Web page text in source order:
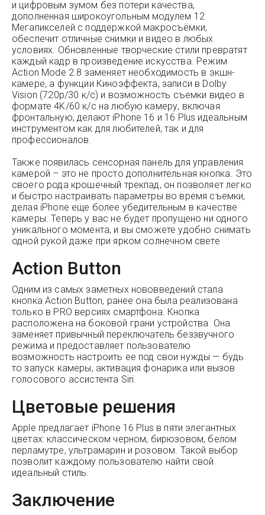
и цифровым зумом без потери качества,
дополненная широкоугольным модулем 12
Мегапикселей с поддержкой макросъёмки,
обеспечит отличные снимки и видео в любых
условиях. Обновленные творческие стили превратят
каждый кадр в произведение искусства. Режим
Action Mode 2.8 заменяет необходимость в экшн-
камере, а функции Киноэффекта, записи в Dolby
Vision (720p/30 к/с) и возможность съемки видео в
формате 4K/60 к/с на любую камеру, включая
фронтальную, делают iPhone 16 и 16 Plus идеальным
инструментом как для любителей, так и для
профессионалов.
Также появилась сенсорная панель для управления
камерой – это не просто дополнительная кнопка. Это
своего рода крошечный трекпад, он позволяет легко
и быстро настраивать параметры во время съемки,
делая iPhone еще более убедительным в качестве
камеры. Теперь у вас не будет пропущено ни одного
уникального момента, и вы сможете удобно снимать
одной рукой даже при ярком солнечном свете
Action Button
Одним из самых заметных нововведений стала
кнопка Action Button, ранее она была реализована
только в PRO версиях смартфона. Кнопка
расположена на боковой грани устройства. Она
заменяет привычный переключатель беззвучного
режима и предоставляет пользователю
возможность настроить ее под свои нужды — будь
то запуск камеры, активация фонарика или вызов
голосового ассистента Siri.
Цветовые решения
Apple предлагает iPhone 16 Plus в пяти элегантных
цветах: классическом черном, бирюзовом, белом
перламутре, ультрамарин и розовом. Такой выбор
позволит каждому пользователю найти свой
идеальный стиль.
Заключение